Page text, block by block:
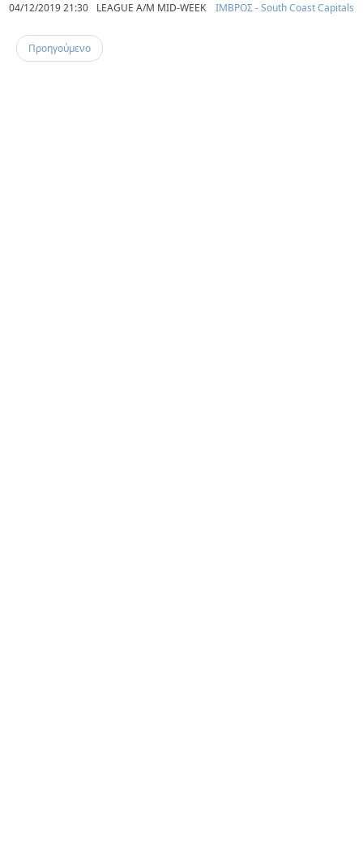
04/12/2019 21:30 LEAGUE A/M MID-WEEK ΙΜΒΡΟΣ - South Coast Capitals
Προηγούμενο